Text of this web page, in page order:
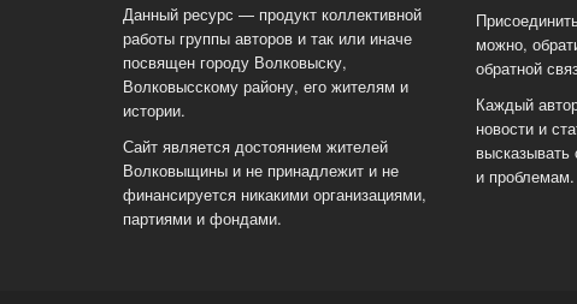
Данный ресурс — продукт коллективной
работы группы авторов и так или иначе
посвящен городу Волковыску,
Волковысскому району, его жителям и
истории.
Сайт является достоянием жителей
Волковыщины и не принадлежит и не
финансируется никакими организациями,
партиями и фондами.
можно,
обратной
Каждый
новости и
и проблемам.